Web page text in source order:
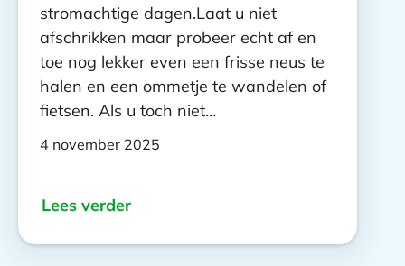
4 november 2025
stromachtige dagen.Laat u niet
afschrikken maar probeer echt af en
toe nog lekker even een frisse neus te
halen en een ommetje te wandelen of
fietsen. Als u toch niet…
Lees verder